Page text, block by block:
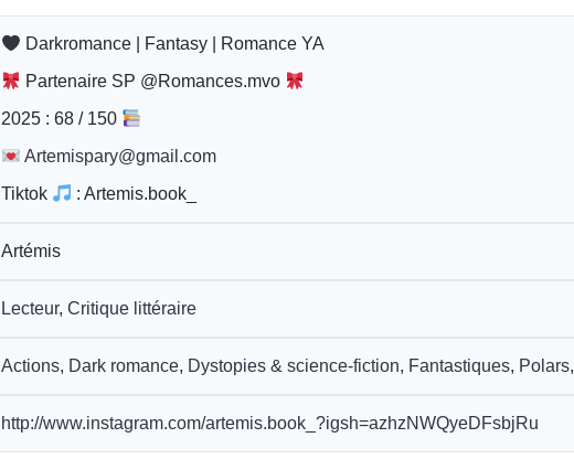
Darkromance | Fantasy | Romance YA
Partenaire SP @Romances.mvo
2025 : 68 / 150
Artemispary@gmail.com
Tiktok
: Artemis.book_
Artémis
Lecteur, Critique littéraire
Actions, Dark romance, Dystopies & science-fiction, Fantastiques, Polars,
http://www.instagram.com/artemis.book_?igsh=azhzNWQyeDFsbjRu